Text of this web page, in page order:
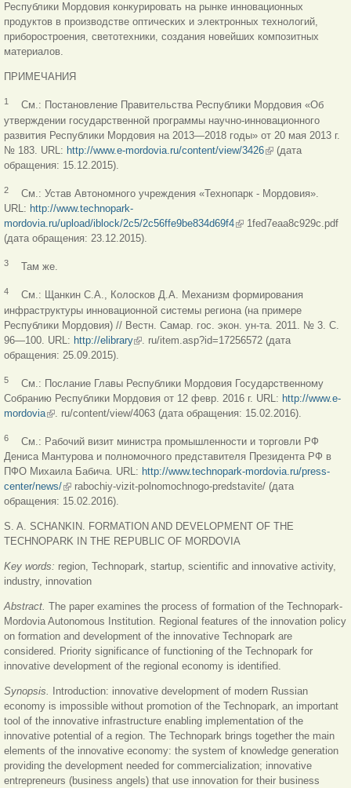
Республики Мордовия конкурировать на рынке инновационных
продуктов в производстве оптических и электронных технологий,
приборостроения, светотехники, создания новейших композитных
материалов.
ПРИМЕЧАНИЯ
1
См.: Постановление Правительства Республики Мордовия «Об
утверждении государственной программы научно-инновационного
развития Республики Мордовия на 2013—2018 годы» от 20 мая 2013 г.
№ 183. URL: http://www.e-mordovia.ru/content/view/3426(link is external)
(дата
обращения: 15.12.2015).
2
См.: Устав Автономного учреждения «Технопарк - Мордовия».
URL: http://www.technopark-
mordovia.ru/upload/iblock/2c5/2c56ffe9be834d69f4(link is external)
1fed7eaa8c929c.pdf
(дата обращения: 23.12.2015).
3 Там же.
4
См.: Щанкин С.А., Колосков Д.А. Механизм формирования
инфраструктуры инновационной системы региона (на примере
Республики Мордовия) // Вестн. Самар. гос. экон. ун-та. 2011. № 3. С.
96—100. URL: http://elibrary(link is external)
. ru/item.asp?id=17256572 (дата
обращения: 25.09.2015).
5
См.: Послание Главы Республики Мордовия Государственному
Собранию Республики Мордовия от 12 февр. 2016 г. URL: http://www.e-
mordovia(link is external)
. ru/content/view/4063 (дата обращения: 15.02.2016).
6
См.: Рабочий визит министра промышленности и торговли РФ
Дениса Мантурова и полномочного представителя Президента РФ в
ПФО Михаила Бабича. URL: http://www.technopark-mordovia.ru/press-
center/news/(link is external)
rabochiy-vizit-polnomochnogo-predstavite/ (дата
обращения: 15.02.2016).
S. A. SCHANKIN. FORMATION AND DEVELOPMENT OF THE
TECHNOPARK IN THE REPUBLIC OF MORDOVIA
Key words: region, Technopark, startup, scientific and innovative activity,
industry, innovation
Abstract. The paper examines the process of formation of the Technopark-
Mordovia Autonomous Institution. Regional features of the innovation policy
on formation and development of the innovative Technopark are
considered. Priority significance of functioning of the Technopark for
innovative development of the regional economy is identified.
Synopsis.
Introduction: innovative development of modern Russian
economy is impossible without promotion of the Technopark, an important
tool of the innovative infrastructure enabling implementation of the
innovative potential of a region. The Technopark brings together the main
elements of the innovative economy: the system of knowledge generation
providing the development needed for commercialization; innovative
entrepreneurs (business angels) that use innovation for their business